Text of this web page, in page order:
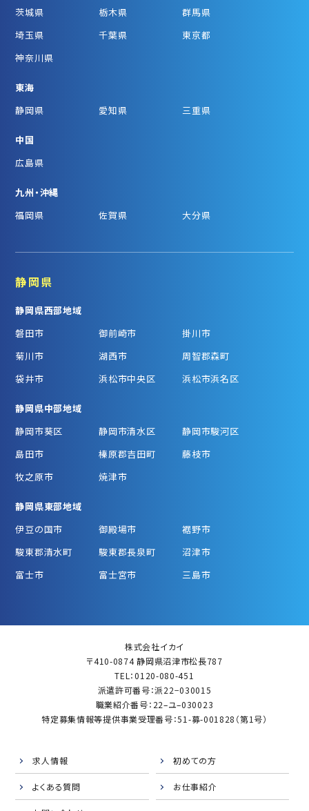
茨城県
栃木県
群馬県
埼玉県
千葉県
東京都
神奈川県
東海
静岡県
愛知県 三重県
中国
広島県
九州・沖縄
福岡県
佐賀県 大分県
静岡県
静岡県西部地域
磐田市
御前崎市
掛川市
菊川市
湖西市
周智郡森町
袋井市
浜松市中央区 浜松市浜名区
静岡県中部地域
静岡市葵区
静岡市清水区
静岡市駿河区
島田市
榛原郡吉田町
藤枝市
牧之原市
焼津市
静岡県東部地域
伊豆の国市
御殿場市
裾野市
駿東郡清水町
駿東郡長泉町
沼津市
富士市
富士宮市 三島市
株式会社イカイ
〒410-0874 静岡県沼津市松長787
TEL：0120-080-451
派遣許可番号：派22−030015
職業紹介番号：22–ユ–030023
特定募集情報等提供事業受理番号：51-募-001828（第1号）
求人情報 初めての方
よくある質問 お仕事紹介